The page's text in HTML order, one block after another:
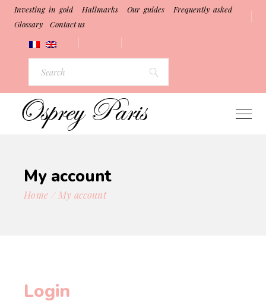
Investing in gold Hallmarks Our guides
Frequently asked
Glossary
Contact us
for:
My account
Home My account
Login